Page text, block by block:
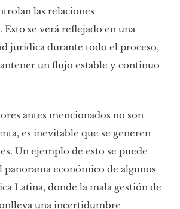
las relaciones
Esto se verá reflejado en una
jurídica durante todo el proceso,
un flujo estable y continuo
antes mencionados no son
es inevitable que se generen
Un ejemplo de esto se puede
panorama económico de algunos
Latina, donde la mala gestión de
una incertidumbre